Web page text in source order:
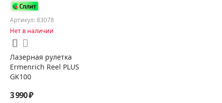
Артикул: 83078
Нет в наличии
Лазерная рулетка
Ermenrich Reel PLUS
GK100
3 990 ₽